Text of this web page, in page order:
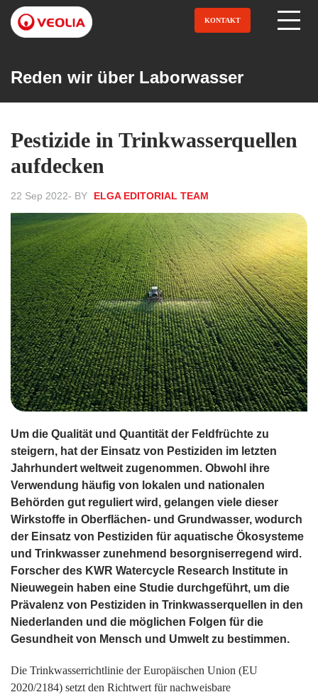
Direkt
zum
Inhalt
KONTAKT
Reden wir über Laborwasser
Pestizide in Trinkwasserquellen
aufdecken
22 Sep 2022- BY ELGA EDITORIAL TEAM
Um die Qualität und Quantität der Feldfrüchte zu
steigern, hat der Einsatz von Pestiziden im letzten
Jahrhundert weltweit zugenommen. Obwohl ihre
Verwendung häufig von lokalen und nationalen
Behörden gut reguliert wird, gelangen viele dieser
Wirkstoffe in Oberflächen- und Grundwasser, wodurch
der Einsatz von Pestiziden für aquatische Ökosysteme
und Trinkwasser zunehmend besorgniserregend wird.
Forscher des KWR Watercycle Research Institute in
Nieuwegein haben eine Studie durchgeführt, um die
Prävalenz von Pestiziden in Trinkwasserquellen in den
Niederlanden und die möglichen Folgen für die
Gesundheit von Mensch und Umwelt zu bestimmen.
Die Trinkwasserrichtlinie der Europäischen Union (EU
2020/2184) setzt den Richtwert für nachweisbare